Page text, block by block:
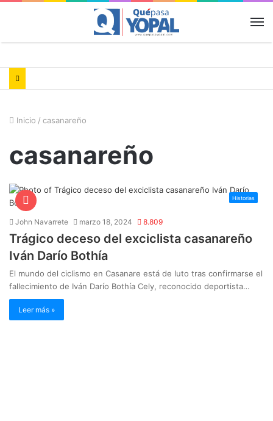
Inicio / casanareño
casanareño
Historias
John Navarrete marzo 18, 2024 8.809
Trágico deceso del exciclista casanareño
Iván Darío Bothía
El mundo del ciclismo en Casanare está de luto tras confirmarse el
fallecimiento de Iván Darío Bothía Cely, reconocido deportista…
Leer más »